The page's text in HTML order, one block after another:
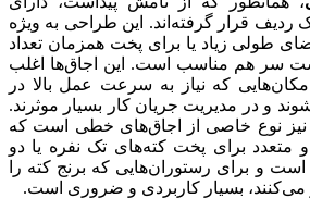
قرار گرفته‌اند. این طراحی به ویژه
طولی زیاد یا برای پخت همزمان تعداد
سر هم مناسب است. این اجاق‌ها اغلب
که نیاز به سرعت عمل بالا در
و در مدیریت جریان کار بسیار موثرند.
نیز نوع خاصی از اجاق‌های خطی است که
متعدد برای پخت کته‌های تک نفره یا دو
و برای رستوران‌هایی که برنج کته را
بسیار کاربردی و ضروری است.